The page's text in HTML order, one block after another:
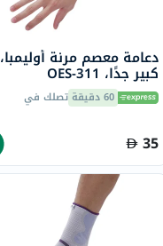
دعامة معصم مرنة أوليمبا،
كبير جدًا، OES-311
60 دقيقة تصلك في
35